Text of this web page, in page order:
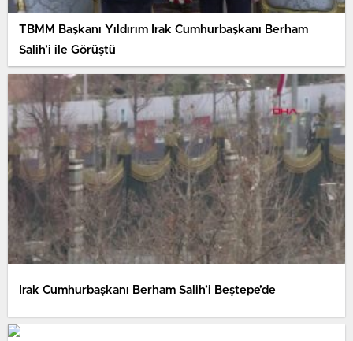
TBMM Başkanı Yıldırım Irak Cumhurbaşkanı Berham
Salih’i ile Görüştü
Irak Cumhurbaşkanı Berham Salih’i Beştepe’de